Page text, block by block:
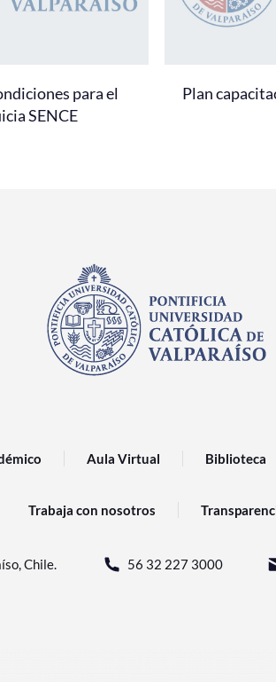
para el
SENCE
Plan
Aula Virtual Biblioteca
Trabaja con nosotros
Chile. 56 32 227 3000